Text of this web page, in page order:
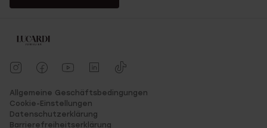
Allgemeine Geschäftsbedingungen
Cookie-Einstellungen
Datenschutzerklärung
Barrierefreiheitserklärung